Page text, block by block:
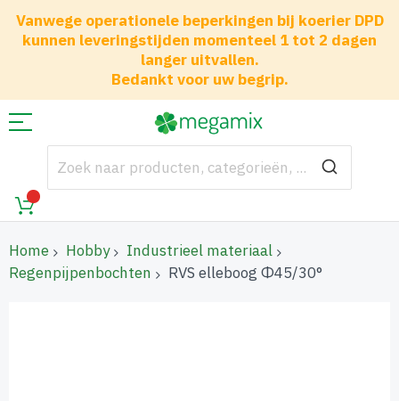
Vanwege operationele beperkingen bij koerier DPD
kunnen leveringstijden momenteel 1 tot 2 dagen
langer uitvallen.
Bedankt voor uw begrip.
Home Hobby
Industrieel materiaal
Regenpijpenbochten
RVS elleboog Φ45/30°